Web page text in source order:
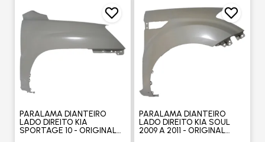
PARALAMA DIANTEIRO
LADO DIREITO KIA
SPORTAGE 10 - ORIGINAL
PARALAMA DIANTEIRO
LADO DIREITO KIA SOUL
2009 A 2011 - ORIGINAL